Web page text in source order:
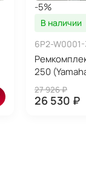
-5%
В наличии
6P2-W0001-
250
27 926 ₽
26 530 ₽